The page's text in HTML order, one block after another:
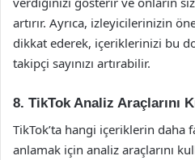
artırır. Ayrıca, izleyicilerinizin
dikkat ederek, içeriklerinizi bu
takipçi sayınızı artırabilir.
8. TikTok Analiz Araçlarını
TikTok’ta hangi içeriklerin daha
anlamak için analiz araçlarını